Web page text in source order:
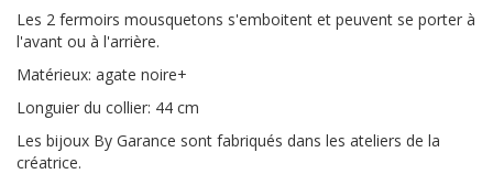
Les 2 fermoirs mousquetons s'emboitent et peuvent se porter à
l'avant ou à l'arrière.
Matérieux: agate noire+
Longuier du collier: 44 cm
Les bijoux By Garance sont fabriqués dans les ateliers de la
créatrice.